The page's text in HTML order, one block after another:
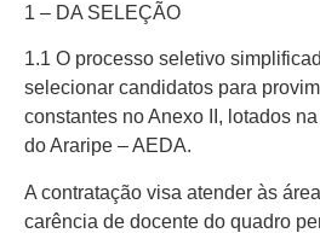
1 – DA SELEÇÃO
1.1 O processo seletivo
selecionar candidatos para
constantes no Anexo II, lotados
do Araripe – AEDA.
A contratação visa atender às
carência de docente do quadro